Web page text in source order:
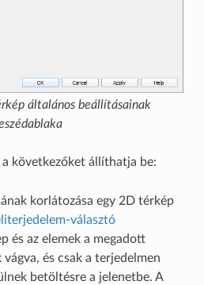
általános beállításainak
következőket állíthatja be:
korlátozása egy 2D térkép
választó
és az elemek a megadott
és csak a terjedelmen
betöltésre a jelenetbe. A